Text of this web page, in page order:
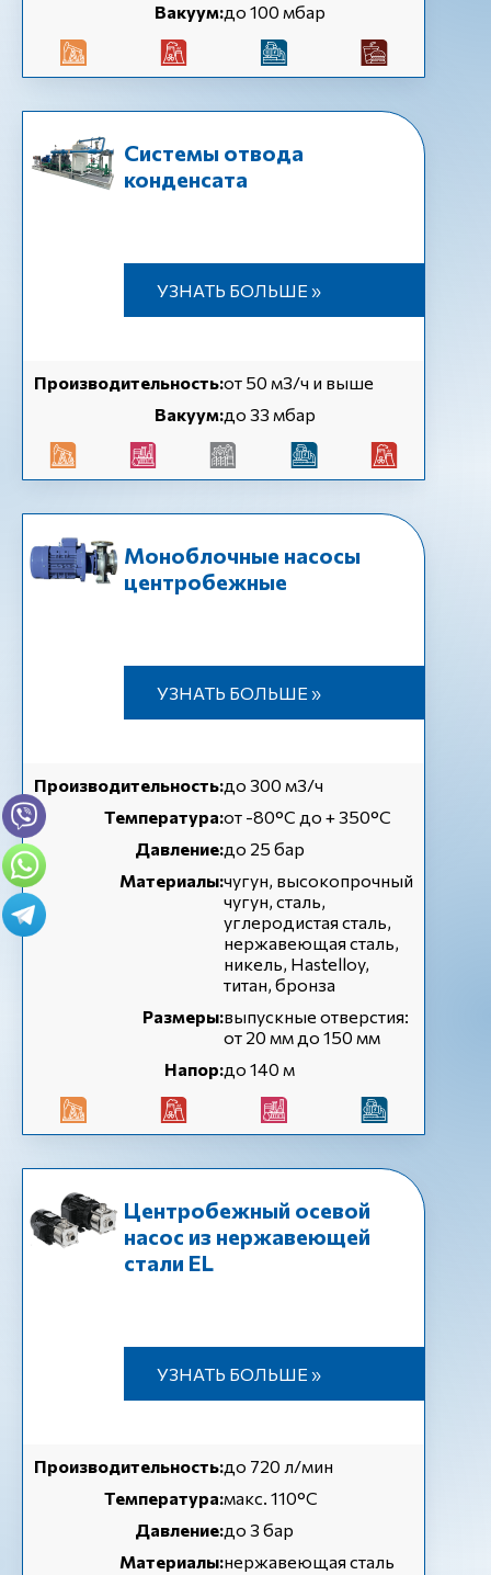
Вакуум:до 100 мбар
Системы отвода
конденсата
УЗНАТЬ БОЛЬШЕ »
Производительность:от 50 м3/ч и выше
Вакуум:до 33 мбар
Моноблочные насосы
центробежные
УЗНАТЬ БОЛЬШЕ »
Производительность:до 300 м3/ч
Температура:от -80°C до + 350°C
Давление:до 25 бар
Материалы:чугун, высокопрочный
чугун, сталь,
углеродистая сталь,
нержавеющая сталь,
никель, Hastelloy,
титан, бронза
Размеры:выпускные отверстия:
от 20 мм до 150 мм
Напор:до 140 м
Центробежный осевой
насос из нержавеющей
стали EL
УЗНАТЬ БОЛЬШЕ »
Производительность:до 720 л/мин
Температура:макс. 110°C
Давление:до 3 бар
Материалы:нержавеющая сталь